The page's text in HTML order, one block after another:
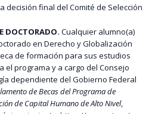
decisión final del Comité de Selección
DOCTORADO. Cualquier alumno(a)
en Derecho y Globalización
de formación para sus estudios
el programa y a cargo del Consejo
dependiente del Gobierno Federal
de Becas del Programa de
de Capital Humano de Alto Nivel,